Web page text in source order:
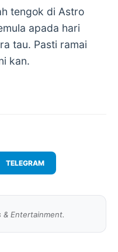
tengok di Astro
apada hari
tau. Pasti ramai
kan.
TELEGRAM
Entertainment.